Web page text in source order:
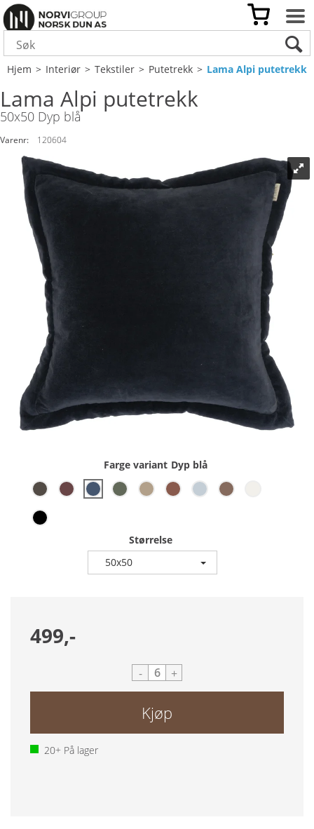
Hjem>Interiør>Tekstiler>Putetrekk>Lama Alpi putetrekk
Lama Alpi putetrekk
50x50 Dyp blå
Varenr: 120604
Farge variant Dyp blå
Størrelse
50x50
499,-
- +
Kjøp
20+ På lager